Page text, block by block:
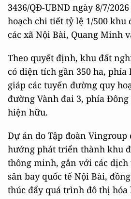
3436/QĐ-UBND ngày 8/7/
hoạch chi tiết tỷ lệ 1/500 khu
các xã Nội Bài, Quang Minh
Theo quyết định, khu đất
có diện tích gần 350 ha, phía
giáp các tuyến đường quy
đường Vành đai 3, phía
hiện hữu.
Dự án do Tập đoàn
hướng phát triển thành khu
thông minh, gắn với các dịch
sân bay quốc tế Nội Bài,
thúc đẩy quá trình đô thị hóa